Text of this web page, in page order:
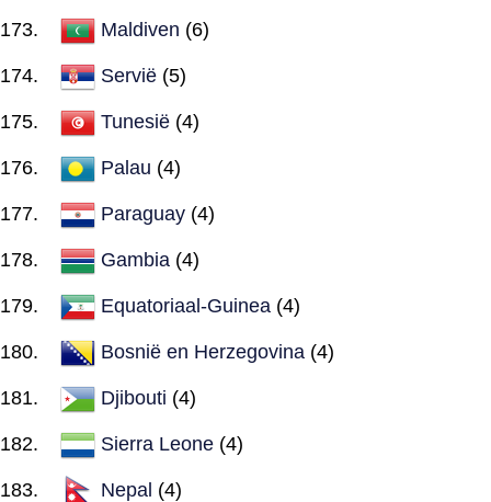
Maldiven (6)
Servië (5)
Tunesië (4)
Palau (4)
Paraguay (4)
Gambia (4)
Equatoriaal-Guinea (4)
Bosnië en Herzegovina (4)
Djibouti (4)
Sierra Leone (4)
Nepal (4)